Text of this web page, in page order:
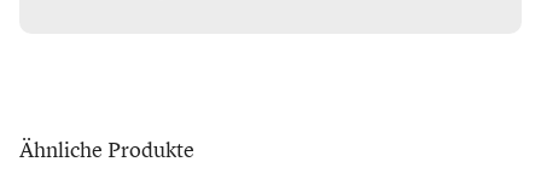
Ähnliche Produkte